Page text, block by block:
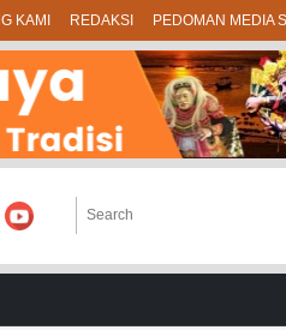
KAMI REDAKSI PEDOMAN MEDIA